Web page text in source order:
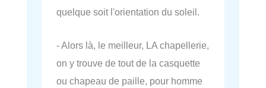
quelque soit l'orientation du soleil.
- Alors là, le meilleur, LA chapellerie,
on y trouve de tout de la casquette
ou chapeau de paille, pour homme